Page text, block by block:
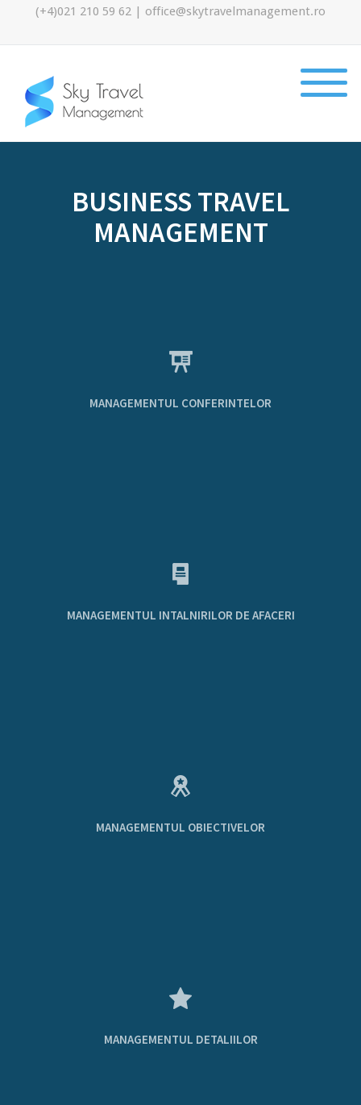
(+4)021 210 59 62 | office@skytravelmanagement.ro
BUSINESS TRAVEL
MANAGEMENT
MANAGEMENTUL CONFERINTELOR
MANAGEMENTUL INTALNIRILOR DE AFACERI
MANAGEMENTUL OBIECTIVELOR
MANAGEMENTUL DETALIILOR